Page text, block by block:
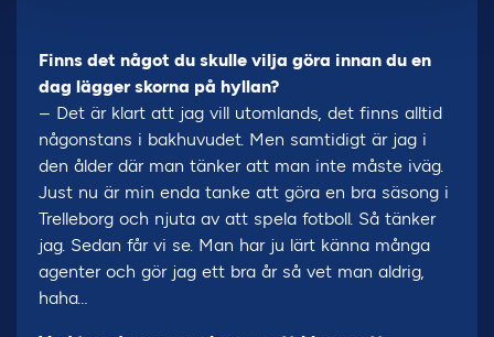
Finns det något du skulle vilja göra innan du en
dag lägger skorna på hyllan?
– Det är klart att jag vill utomlands, det finns alltid
någonstans i bakhuvudet. Men samtidigt är jag i
den ålder där man tänker att man inte måste iväg.
Just nu är min enda tanke att göra en bra säsong i
Trelleborg och njuta av att spela fotboll. Så tänker
jag. Sedan får vi se. Man har ju lärt känna många
agenter och gör jag ett bra år så vet man aldrig,
haha…